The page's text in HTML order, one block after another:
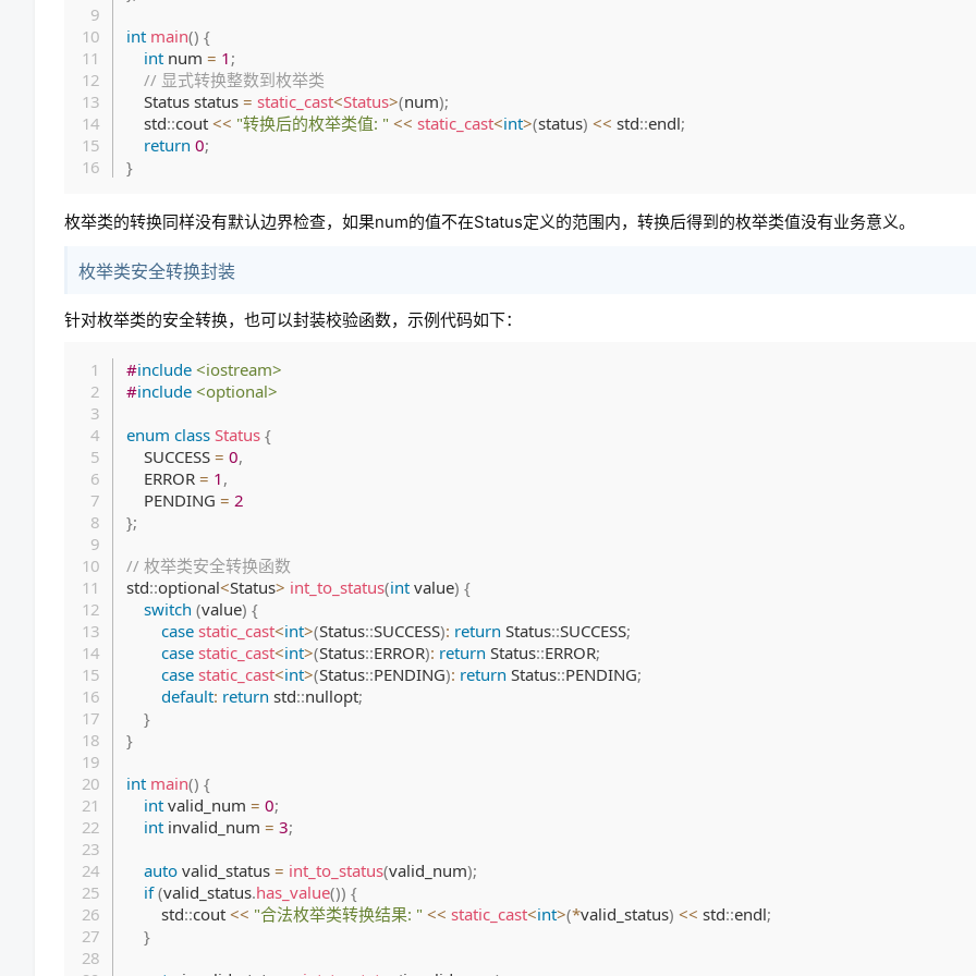
int main() {
int num = 1 ;
// 显式转换整数到枚举类
    Status status
= static_cast<Status>(num);
    std
::cout << "转换后的枚举类值: " << static_cast<int>(status) << std::endl;
return 0;
}
枚举类的转换同样没有默认边界检查，如果num的值不在Status定义的范围内，转换后得到的枚举类值没有业务意义。
枚举类安全转换封装
针对枚举类的安全转换，也可以封装校验函数，示例代码如下：
#include <iostream>
#include <optional>
enum class Status {
    SUCCESS
= 0,
    ERROR
= 1 ,
    PENDING
= 2
};
// 枚举类安全转换函数
std::optional<Status> int_to_status(int value) {
switch (value) {
case static_cast<int>(Status::SUCCESS): return Status::SUCCESS;
case static_cast<int>(Status::ERROR): return Status::ERROR;
case static_cast<int>(Status::PENDING): return Status::PENDING;
default: return std::nullopt;
}
}
int main() {
int valid_num = 0;
int invalid_num = 3;
auto valid_status = int_to_status(valid_num);
if (valid_status.has_value()) {
        std
::cout << "合法枚举类转换结果: " << static_cast<int>(*valid_status) << std::endl;
}